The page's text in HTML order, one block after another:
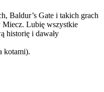
Baldur’s Gate i takich grach
Lubię wszystkie
historię i dawały
kotami).